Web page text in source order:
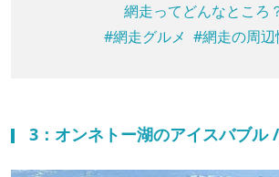
網走ってどんなところ
#網走グルメ #網走の周辺
3：オンネトー湖のアイスバブル